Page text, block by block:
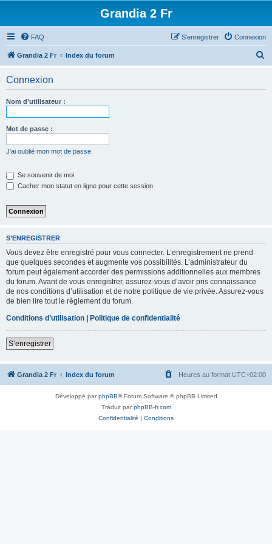
Grandia 2 Fr
FAQ Connexion
S’enregistrer
Grandia 2 Fr Index du forum
Connexion
Nom d’utilisateur :
Mot de passe :
J’ai oublié mon mot de passe
Se souvenir de moi
Cacher mon statut en ligne pour cette session
S’ENREGISTRER
Vous devez être enregistré pour vous connecter. L’enregistrement ne prend
que quelques secondes et augmente vos possibilités. L’administrateur du
forum peut également accorder des permissions additionnelles aux membres
du forum. Avant de vous enregistrer, assurez-vous d’avoir pris connaissance
de nos conditions d’utilisation et de notre politique de vie privée. Assurez-vous
de bien lire tout le règlement du forum.
Conditions d’utilisation | Politique de confidentialité
S’enregistrer
Grandia 2 Fr Index du forum Heures au format UTC+02:00
Développé parphpBB® Forum Software © phpBB Limited
Traduit parphpBB-fr.com
Confidentialité | Conditions